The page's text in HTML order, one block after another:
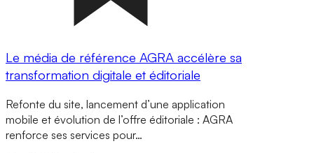
Le média de référence AGRA accélère sa
transformation digitale et éditoriale
Refonte du site, lancement d’une application
mobile et évolution de l’offre éditoriale : AGRA
renforce ses services pour…